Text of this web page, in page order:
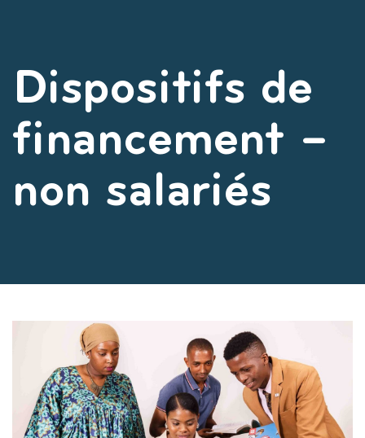
Dispositifs de
financement –
non salariés